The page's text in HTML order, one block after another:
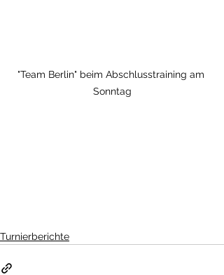
"Team Berlin" beim Abschlusstraining am
Sonntag
Turnierberichte